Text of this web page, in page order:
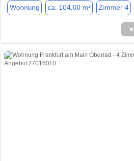
Wohnung ca. 104,00 m² Zimmer 4
★